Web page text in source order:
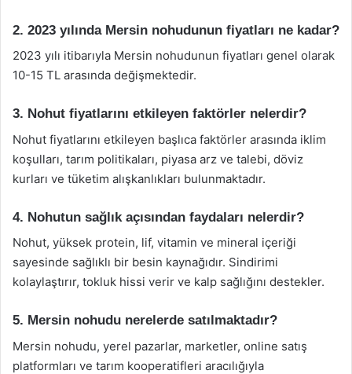
2. 2023 yılında Mersin nohudunun fiyatları ne kadar?
2023 yılı itibarıyla Mersin nohudunun fiyatları genel olarak
10-15 TL arasında değişmektedir.
3. Nohut fiyatlarını etkileyen faktörler nelerdir?
Nohut fiyatlarını etkileyen başlıca faktörler arasında iklim
koşulları, tarım politikaları, piyasa arz ve talebi, döviz
kurları ve tüketim alışkanlıkları bulunmaktadır.
4. Nohutun sağlık açısından faydaları nelerdir?
Nohut, yüksek protein, lif, vitamin ve mineral içeriği
sayesinde sağlıklı bir besin kaynağıdır. Sindirimi
kolaylaştırır, tokluk hissi verir ve kalp sağlığını destekler.
5. Mersin nohudu nerelerde satılmaktadır?
Mersin nohudu, yerel pazarlar, marketler, online satış
platformları ve tarım kooperatifleri aracılığıyla